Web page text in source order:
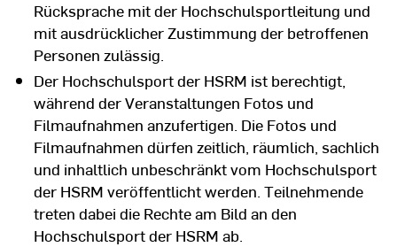
Rücksprache mit der Hochschulsportleitung und
mit ausdrücklicher Zustimmung der betroffenen
Personen zulässig.
Der Hochschulsport der HSRM ist berechtigt,
während der Veranstaltungen Fotos und
Filmaufnahmen anzufertigen. Die Fotos und
Filmaufnahmen dürfen zeitlich, räumlich, sachlich
und inhaltlich unbeschränkt vom Hochschulsport
der HSRM veröffentlicht werden. Teilnehmende
treten dabei die Rechte am Bild an den
Hochschulsport der HSRM ab.